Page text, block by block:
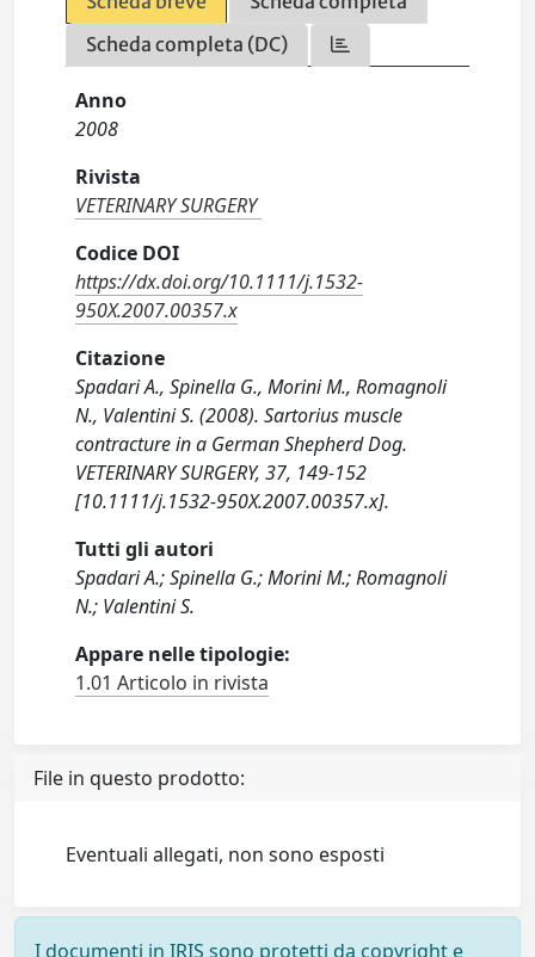
Scheda completa (DC)
Anno
2008
Rivista
VETERINARY SURGERY
Codice DOI
https://dx.doi.org/10.1111/j.1532-
950X.2007.00357.x
Citazione
Spadari A., Spinella G., Morini M., Romagnoli
N., Valentini S. (2008). Sartorius muscle
contracture in a German Shepherd Dog.
VETERINARY SURGERY, 37, 149-152
[10.1111/j.1532-950X.2007.00357.x].
Tutti gli autori
Spadari A.; Spinella G.; Morini M.; Romagnoli
N.; Valentini S.
Appare nelle tipologie:
1.01 Articolo in rivista
File in questo prodotto:
Eventuali allegati, non sono esposti
I documenti in IRIS sono protetti da copyright e